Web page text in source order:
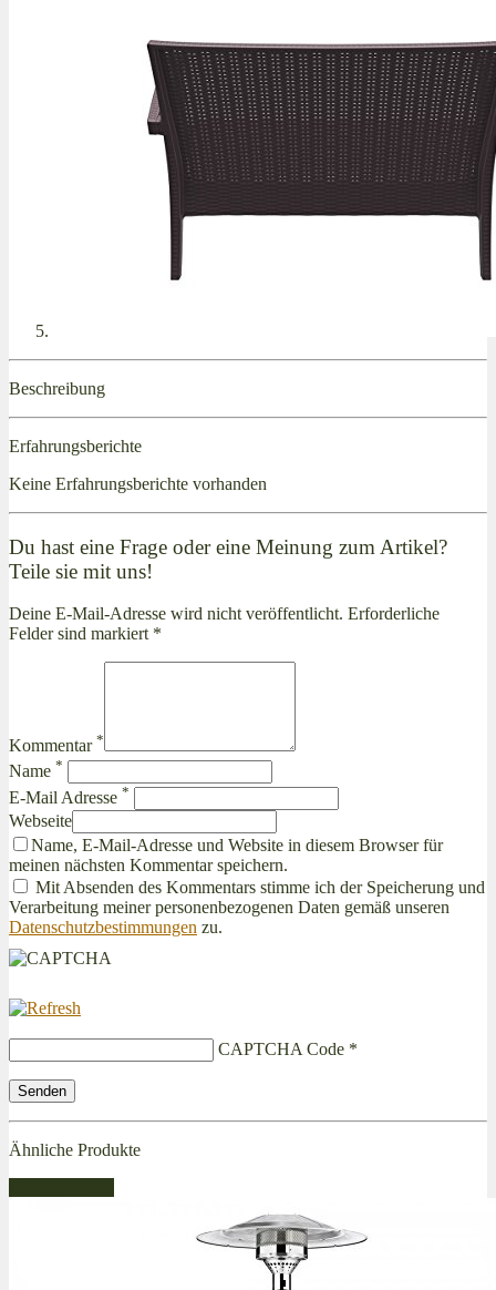
Beschreibung
Erfahrungsberichte
Keine Erfahrungsberichte vorhanden
Du hast eine Frage oder eine Meinung zum Artikel?
Teile sie mit uns!
Deine E-Mail-Adresse wird nicht veröffentlicht. Erforderliche
Felder sind markiert *
Kommentar *
Name *
E-Mail Adresse *
Webseite
Name, E-Mail-Adresse und Website in diesem Browser für
meinen nächsten Kommentar speichern.
Mit Absenden des Kommentars stimme ich der Speicherung und
Verarbeitung meiner personenbezogenen Daten gemäß unseren
Datenschutzbestimmungen zu.
CAPTCHA Code *
Ähnliche Produkte